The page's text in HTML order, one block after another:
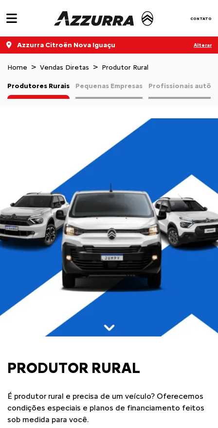
CONTATO
Azzurra Citroën Nova Iguaçu Alterar
Home Vendas Diretas Produtor Rural
Pequenas Empresas Profissionais
Produtores Rurais
PRODUTOR RURAL
É produtor rural e precisa de um veículo? Oferecemos
condições especiais e planos de financiamento feitos
sob medida para você.